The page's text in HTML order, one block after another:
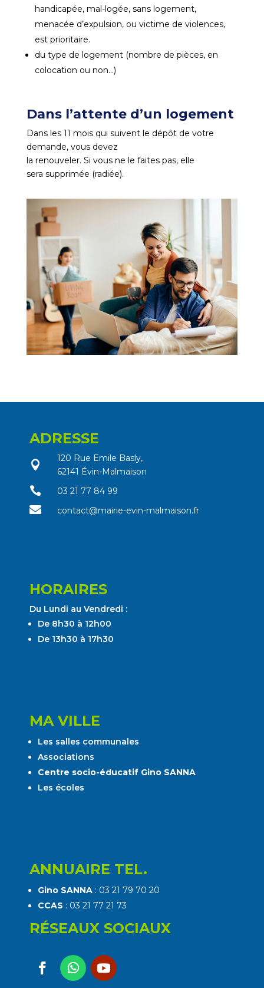
handicapée, mal-logée, sans logement,
menacée d’expulsion, ou victime de violences,
est prioritaire.
du type de logement (nombre de pièces, en
colocation ou non…)
Dans l’attente d’un logement
Dans les 11 mois qui suivent le dépôt de votre
demande, vous devez
la renouveler. Si vous ne le faites pas, elle
sera supprimée (radiée).
ADRESSE

120 Rue Emile Basly,
62141 Évin-Malmaison
 03 21 77 84 99
 contact@mairie-evin-malmaison.fr
HORAIRES
Du Lundi au Vendredi :
De 8h30 à 12h00
De 13h30 à 17h30
MA VILLE
Les salles communales
Associations
Centre socio-éducatif Gino SANNA
Les écoles
ANNUAIRE TEL.
Gino SANNA : 03 21 79 70 20
CCAS : 03 21 77 21 73
RÉSEAUX SOCIAUX